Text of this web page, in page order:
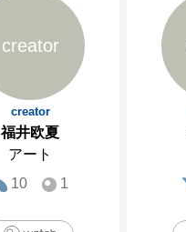
creator
creator
福井欧夏
アート
10
1